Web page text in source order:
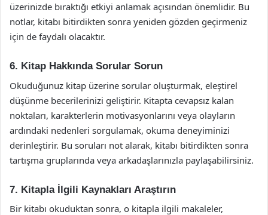
üzerinizde bıraktığı etkiyi anlamak açısından önemlidir. Bu
notlar, kitabı bitirdikten sonra yeniden gözden geçirmeniz
için de faydalı olacaktır.
6. Kitap Hakkında Sorular Sorun
Okuduğunuz kitap üzerine sorular oluşturmak, eleştirel
düşünme becerilerinizi geliştirir. Kitapta cevapsız kalan
noktaları, karakterlerin motivasyonlarını veya olayların
ardındaki nedenleri sorgulamak, okuma deneyiminizi
derinleştirir. Bu soruları not alarak, kitabı bitirdikten sonra
tartışma gruplarında veya arkadaşlarınızla paylaşabilirsiniz.
7. Kitapla İlgili Kaynakları Araştırın
Bir kitabı okuduktan sonra, o kitapla ilgili makaleler,